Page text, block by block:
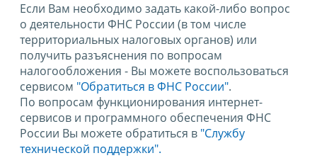
Если Вам необходимо задать какой-либо вопрос
о деятельности ФНС России (в том числе
территориальных налоговых органов) или
получить разъяснения по вопросам
налогообложения - Вы можете воспользоваться
сервисом "Обратиться в ФНС России".
По вопросам функционирования интернет-
сервисов и программного обеспечения ФНС
России Вы можете обратиться в "Службу
технической поддержки".